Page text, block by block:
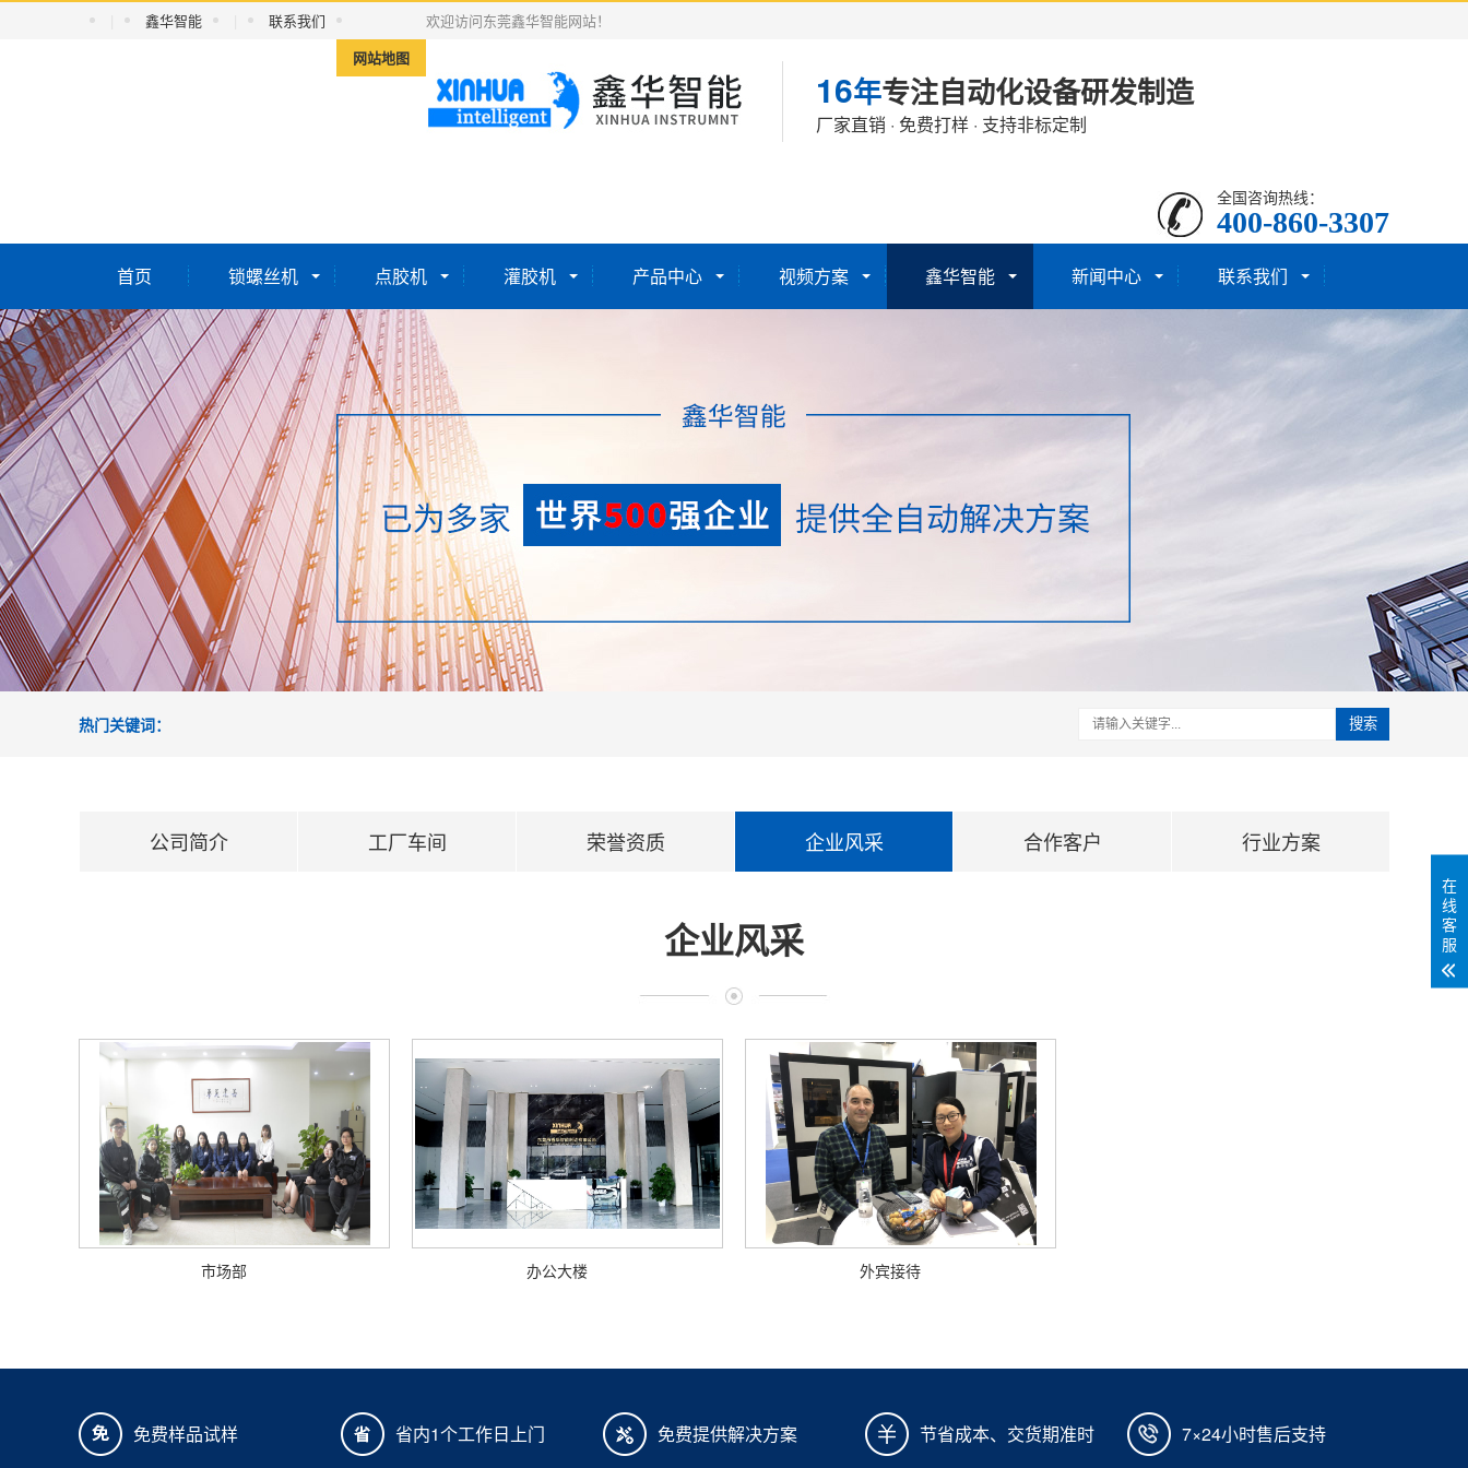
鑫华智能
联系我们
网站地图
欢迎访问东莞鑫华智能网站！
16年专注自动化设备研发制造
厂家直销 · 免费打样 · 支持非标定制
全国咨询热线：
400-860-3307
首页 锁螺丝机 点胶机 灌胶机 产品中心 视频方案 鑫华智能 新闻中心 联系我们
热门关键词： 搜索
公司简介 工厂车间 荣誉资质 企业风采 合作客户 行业方案
企业风采
市场部 办公大楼 外宾接待
免费样品试样 省内1个工作日上门 免费提供解决方案 节省成本、交货期准时 7×24小时售后支持
在
线
客
服